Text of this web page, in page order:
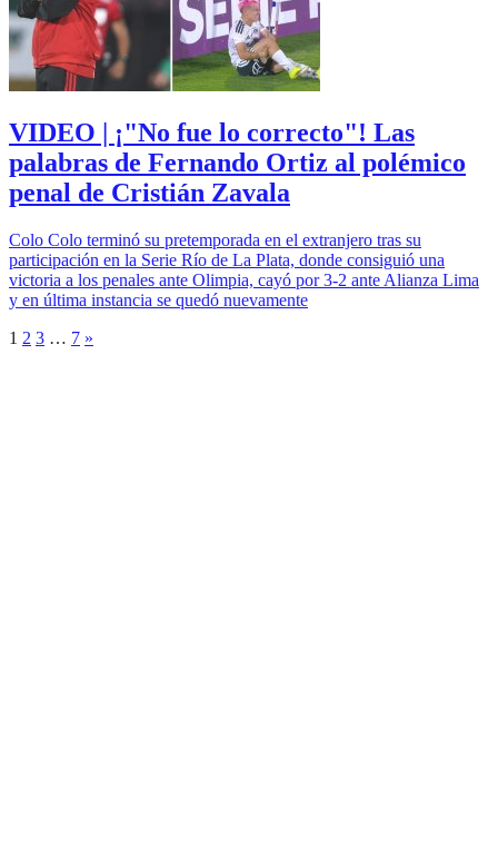
VIDEO | ¡"No fue lo correcto"! Las
palabras de Fernando Ortiz al polémico
penal de Cristián Zavala
Colo Colo terminó su pretemporada en el extranjero tras su
participación en la Serie Río de La Plata, donde consiguió una
victoria a los penales ante Olimpia, cayó por 3-2 ante Alianza Lima
y en última instancia se quedó nuevamente
1 2 3 … 7 »